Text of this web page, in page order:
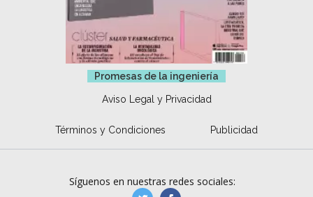
Promesas de la ingeniería
Aviso Legal y Privacidad
Términos y Condiciones Publicidad
Síguenos en nuestras redes sociales: